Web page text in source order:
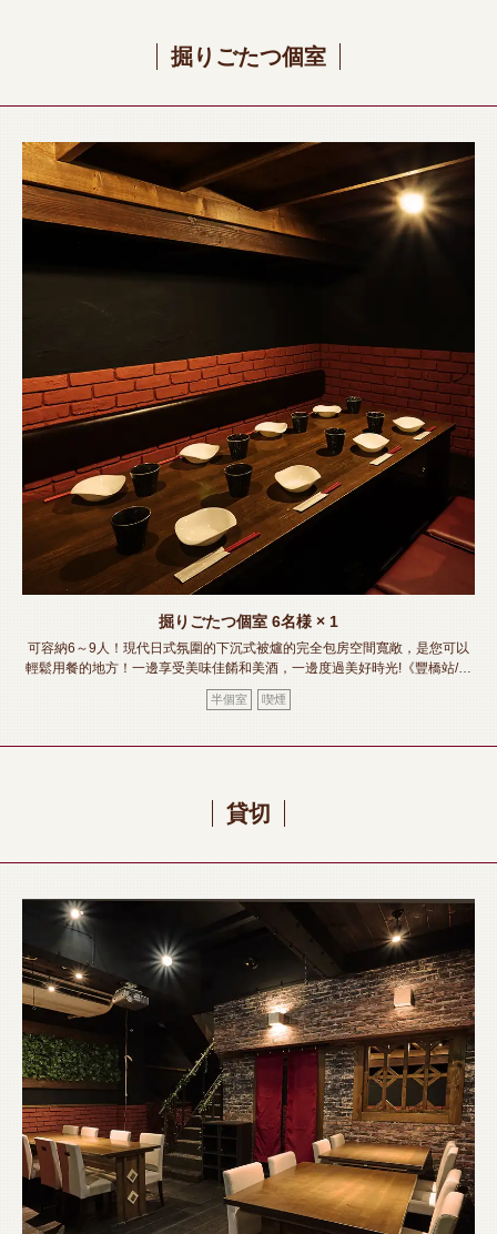
掘りごたつ個室
掘りごたつ個室 6名様 × 1
可容納6～9人！現代日式氛圍的下沉式被爐的完全包房空間寬敞，是您可以
輕鬆用餐的地方！一邊享受美味佳餚和美酒，一邊度過美好時光!《豐橋站/居
酒屋/包房/肉壽司/熔岩燒烤/無限暢飲/宴會/酒會/女子會/迎送會》
半個室 喫煙
貸切